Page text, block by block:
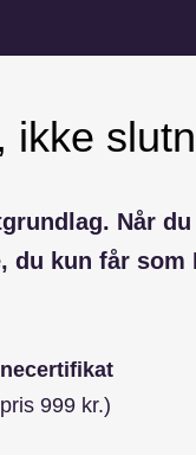
ikke
Når du
du kun får som
999 kr.)